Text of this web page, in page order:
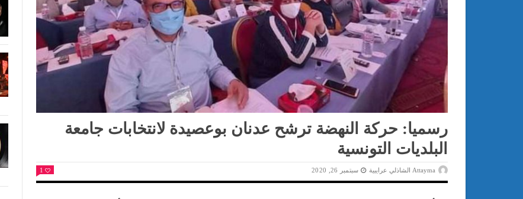
رسميا: حركة النهضة ترشح عدنان بوعصيدة لانتخابات جامعة
البلديات التونسية
Attayma الشاذلي عرايبية سبتمبر 26, 2020 1